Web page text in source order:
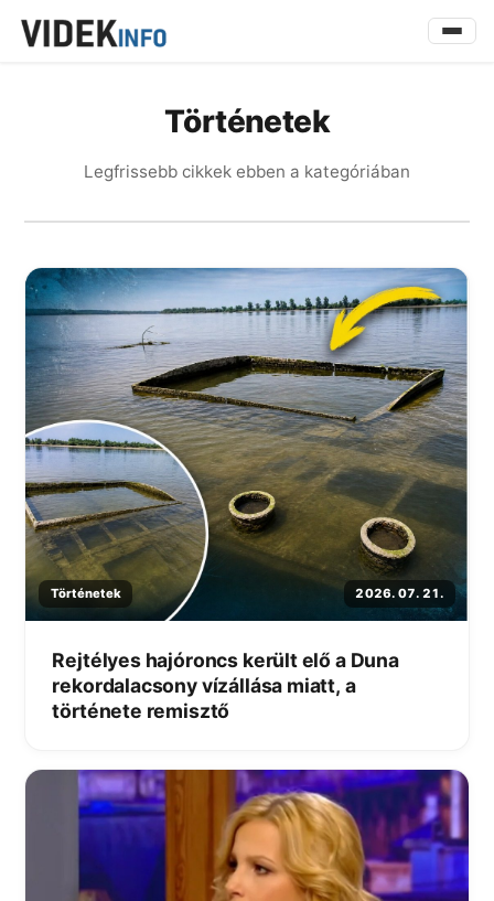
Történetek
Legfrissebb cikkek ebben a kategóriában
Történetek 2026. 07. 21.
Rejtélyes hajóroncs került elő a Duna
rekordalacsony vízállása miatt, a
története remisztő